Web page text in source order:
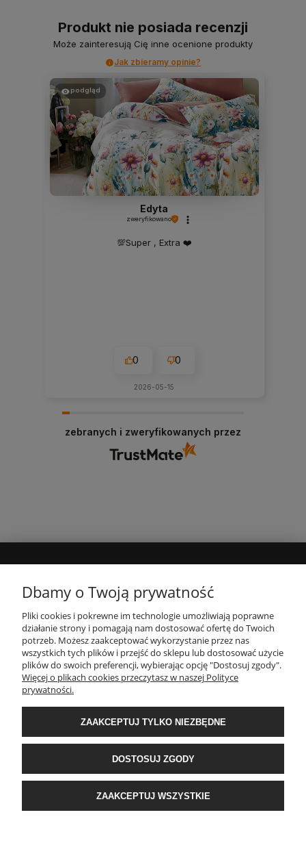
Produkt nie posiada recenzji
Może zainteresują Cię inne ocenione produkty
Jak zbieramy opinie?
podgląd
Edyta
zweryfikowano
💯Super , Extra ❤️
0 0
2026-05-15
zebranych i zweryfikowanych przez
INFORMACJE
PŁATNOŚCI I DOSTAWA
O NAS
POPULARNE KATEGORIE
Krakowska 201, 34-124 Klecza Dolna, woj. małopolskie | e-mail:
ekomax.pl| telefon:507 086 377
Dbamy o Twoją prywatność
Pliki cookies i pokrewne im technologie umożliwiają poprawne
działanie strony i pomagają nam dostosować ofertę do Twoich
potrzeb. Możesz zaakceptować wykorzystanie przez nas
wszystkich tych plików i przejść do sklepu lub dostosować użycie
plików do swoich preferencji, wybierając opcję "Dostosuj zgody".
Więcej o plikach cookies przeczytasz w naszej Polityce
prywatności.
ZAAKCEPTUJ TYLKO NIEZBĘDNE
DOSTOSUJ ZGODY
ZAAKCEPTUJ WSZYSTKIE